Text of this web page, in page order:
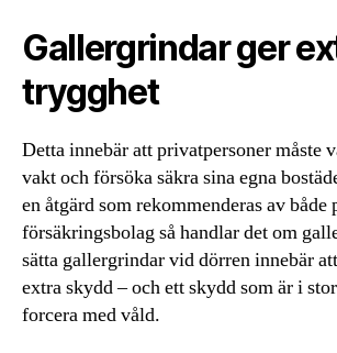
Gallergrindar ger
trygghet
Detta innebär att privatpersoner måste
vakt och försöka säkra sina egna
en åtgärd som rekommenderas av både
försäkringsbolag så handlar det om
sätta gallergrindar vid dörren innebär
extra skydd – och ett skydd som är i
forcera med våld.